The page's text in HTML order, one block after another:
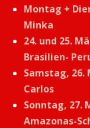
Montag +
Minka
24. und 25.
Brasilien-
Samstag, 26.
Carlos
Sonntag, 27.
Amazonas-